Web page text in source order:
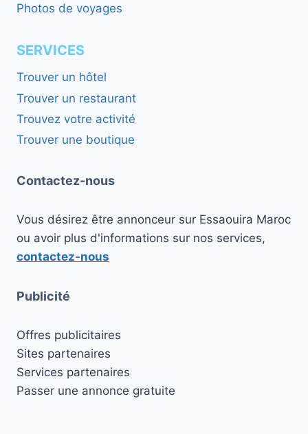
Photos de voyages
SERVICES
Trouver un hôtel
Trouver un restaurant
Trouvez votre activité
Trouver une boutique
Contactez-nous
Vous désirez être annonceur sur Essaouira Maroc
ou avoir plus d'informations sur nos services,
contactez-nous
Publicité
Offres publicitaires
Sites partenaires
Services partenaires
Passer une annonce gratuite